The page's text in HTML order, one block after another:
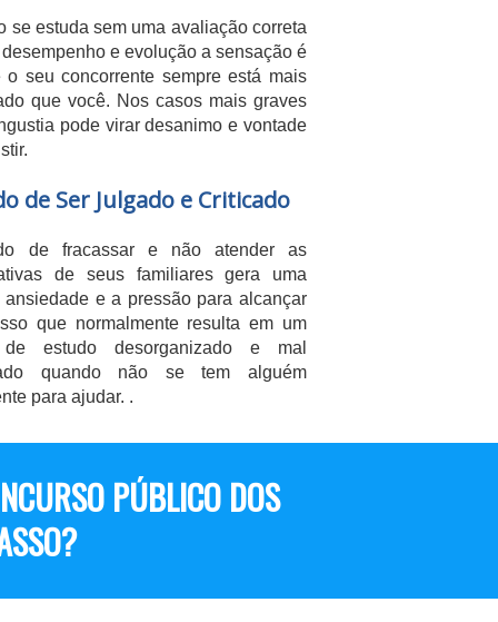
se estuda sem uma avaliação correta
e evolução a sensação é
o seu concorrente sempre está mais
que você. Nos casos mais graves
pode virar desanimo e vontade
de Ser Julgado e Criticado
de fracassar e não atender as
de seus familiares gera uma
ansiedade e a pressão para alcançar
que normalmente resulta em um
estudo desorganizado e mal
quando não se tem alguém
para ajudar. .
PÚBLICO DOS